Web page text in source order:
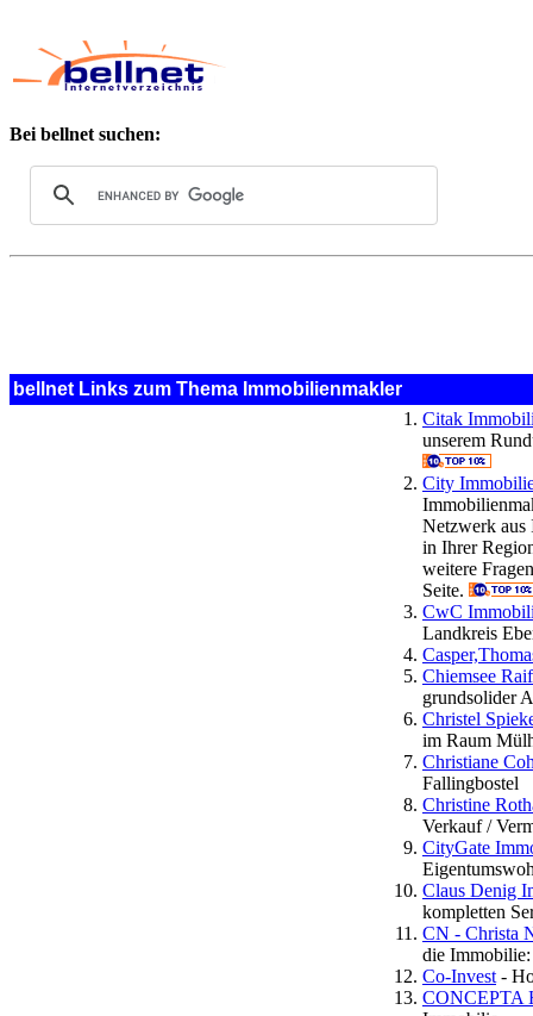
Bei bellnet suchen:
bellnet Links zum Thema Immobilienmakler
Citak
unserem
City
Netzwerk aus
in Ihrer
weitere
Seite.
CwC
Landkreis
Chiemsee
grundsolider
Christel
im Raum
Christiane
Fallingbostel
Christine
Verkauf /
CityGate
Claus Denig
kompletten
CN - Christa
die
Co-Invest -
CONCEPTA